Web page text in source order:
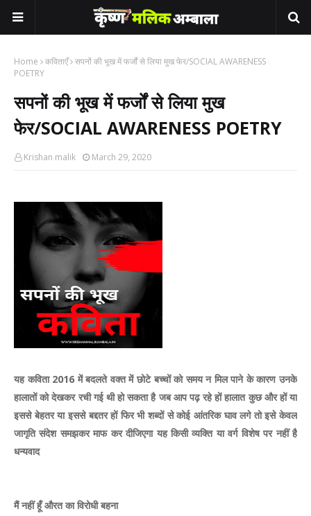
Home कविताएँ सपनों की भूख में फर्जों से लिया मुख फेर/SOCIAL AWARENESS
POETRY
सपनों की भूख में फर्जों से लिया मुख
फेर/SOCIAL AWARENESS POETRY
Krishan malik March 29, 2020
यह कविता 2016 में बदलते वक्त में छोटे बच्चों को समय न मिल पाने के कारण उनके
हालातों को देखकर रची गई थी हो सकता है जब आप पढ़ रहे हों हालात कुछ और हों या
इससे बेहतर या इससे बद्दतर हों फिर भी शब्दों से कोई आंतरिक घाव लगे तो इसे केवल
जागृति संदेश समझकर माफ कर दीजिएगा यह किसी व्यक्ति या वर्ग विशेष पर नहीं है
धन्यवाद
मैं नहीं हूँ औरत का विरोधी बहना